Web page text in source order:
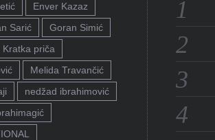
Enver Kazaz
Sarić
Goran Simić
Kratka priča
Melida Travančić
nedžad ibrahimović